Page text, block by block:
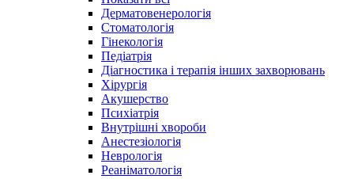
Дерматовенерологія
Стоматологія
Гінекологія
Педіатрія
Діагностика і терапія інших захворювань
Хірургія
Акушерство
Психіатрія
Внутрішні хвороби
Анестезіологія
Неврологія
Реаніматологія